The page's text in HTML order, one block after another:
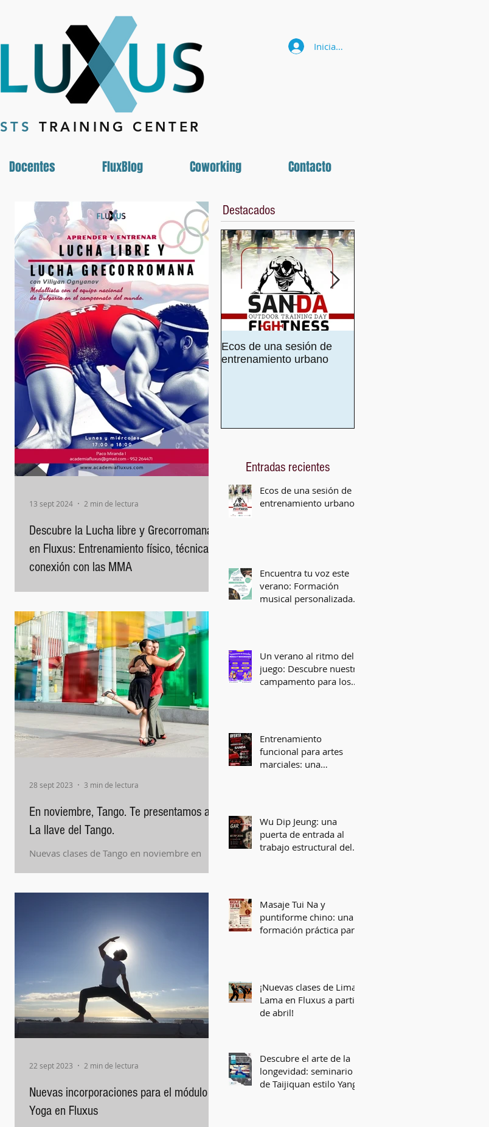
Iniciar sesión
STS TRAINING CENTER
Docentes FluxBlog Coworking Contacto
Descubre la Lucha libre y Grecorromana
en Fluxus: Entrenamiento físico, técnica y
conexión con las MMA
Nueva actividad de Lucha libre y Lucha
13 sept 2024 2 min de lectura
En noviembre, Tango. Te presentamos a
La llave del Tango.
Nuevas clases de Tango en noviembre en
28 sept 2023 3 min de lectura
Nuevas incorporaciones para el módulo de
Yoga en Fluxus
22 sept 2023 2 min de lectura
Destacados
Ecos de una sesión de
entrenamiento urbano
Entradas recientes
Ecos de una sesión de
entrenamiento urbano
Encuentra tu voz este
verano: Formación
musical personalizada
Un verano al ritmo del
juego: Descubre nuestro
campamento para los
Entrenamiento
funcional para artes
marciales: una
Wu Dip Jeung: una
puerta de entrada al
trabajo estructural del
Masaje Tui Na y
puntiforme chino: una
formación práctica para
¡Nuevas clases de Lima
Lama en Fluxus a partir
de abril!
Descubre el arte de la
longevidad: seminario
de Taijiquan estilo Yang